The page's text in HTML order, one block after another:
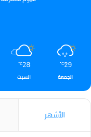
29
℃
الجمعة
28
℃
السبت
الأشهر